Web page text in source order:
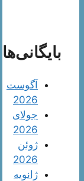
بایگانی‌ها
آگوست
2026
جولای
2026
ژوئن
2026
ژانویه